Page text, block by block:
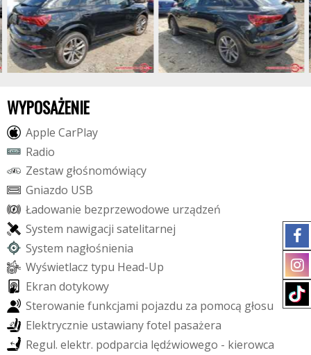
WYPOSAŻENIE
Apple CarPlay
Radio
Zestaw głośnomówiący
Gniazdo USB
Ładowanie bezprzewodowe urządzeń
System nawigacji satelitarnej
System nagłośnienia
Wyświetlacz typu Head-Up
Ekran dotykowy
Sterowanie funkcjami pojazdu za pomocą głosu
Elektrycznie ustawianyfotel pasażera
Regul. elektr. podparcia lędźwiowego - kierowca